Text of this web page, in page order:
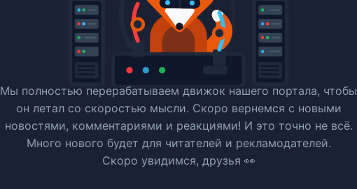
Мы полностью перерабатываем движок нашего портала, чтобы
он летал со скоростью мысли. Скоро вернемся c новыми
новостями, комментариями и реакциями! И это точно не всё.
Много нового будет для читателей и рекламодателей.
Скоро увидимся, друзья 👀